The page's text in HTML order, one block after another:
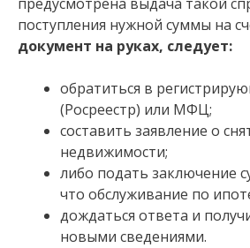
поступления нужной суммы на
документ на руках, следует:
обратиться в
(Росреестр) или МФЦ;
составить заявление о
недвижимости;
либо подать заключение
что обслуживание по
дождаться ответа и
новыми сведениями.